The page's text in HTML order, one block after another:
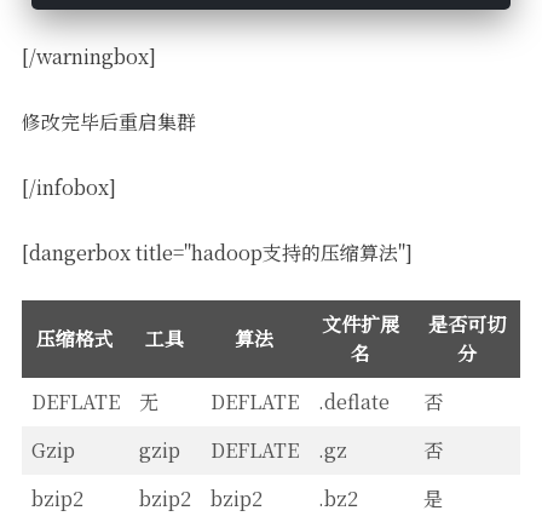
[/warningbox]
修改完毕后重启集群
[/infobox]
[dangerbox title="hadoop支持的压缩算法"]
压缩格式 工具 算法
文件扩展
名
是否可切
分
DEFLATE
无 DEFLATE .deflate
否
Gzip
gzip DEFLATE .gz
否
bzip2
bzip2 bzip2 .bz2
是